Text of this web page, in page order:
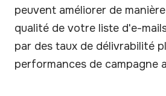
peuvent améliorer de
qualité de votre liste d'e-
par des taux de délivrabilité
performances de campagne